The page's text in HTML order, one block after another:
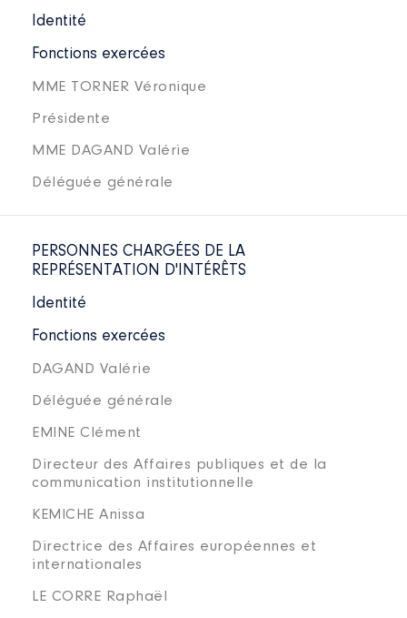
Identité
Fonctions exercées
MME TORNER Véronique
Présidente
MME DAGAND Valérie
Déléguée générale
PERSONNES CHARGÉES DE LA
REPRÉSENTATION D'INTÉRÊTS
Identité
Fonctions exercées
DAGAND Valérie
Déléguée générale
EMINE Clément
Directeur des Affaires publiques et de la
communication institutionnelle
KEMICHE Anissa
Directrice des Affaires européennes et
internationales
LE CORRE Raphaël